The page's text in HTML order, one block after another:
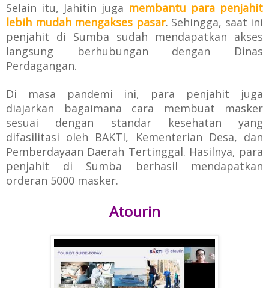
Selain itu, Jahitin juga membantu para penjahit
lebih mudah mengakses pasar. Sehingga, saat ini
penjahit di Sumba sudah mendapatkan akses
langsung berhubungan dengan Dinas
Perdagangan.
Di masa pandemi ini, para penjahit juga
diajarkan bagaimana cara
membuat masker
sesuai dengan standar kesehatan yang
difasilitasi oleh BAKTI, Kementerian Desa, dan
Pemberdayaan Daerah Tertinggal. Hasilnya, para
penjahit di Sumba
berhasil mendapatkan
orderan 5000 masker.
Atourin